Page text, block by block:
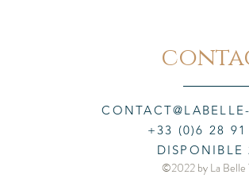
+33 (0)6 28 91
DISPONIBLE
©2022 by La Belle